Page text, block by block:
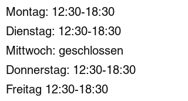
Montag: 12:30-18:30
Dienstag: 12:30-18:30
Mittwoch: geschlossen
Donnerstag: 12:30-18:30
Freitag 12:30-18:30